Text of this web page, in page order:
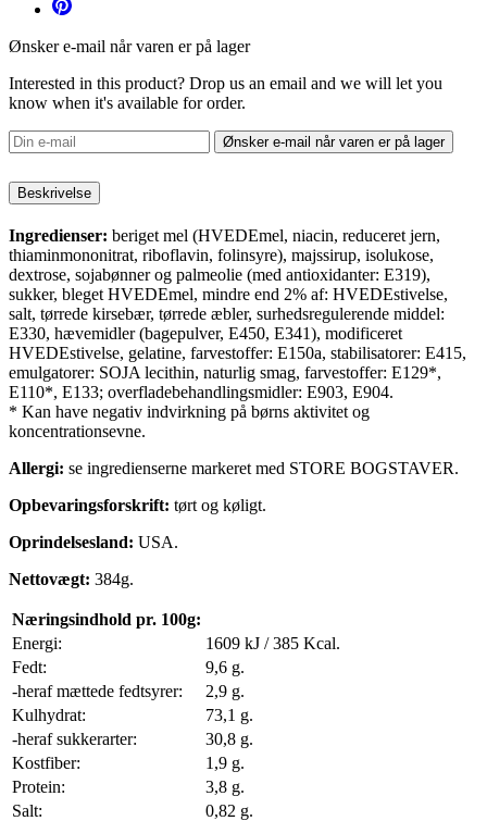
Ønsker e-mail når varen er på lager
Interested in this product? Drop us an email and we will let you
know when it's available for order.
Ønsker e-mail når varen er på lager
Beskrivelse
Ingredienser: beriget mel (HVEDEmel, niacin, reduceret jern,
thiaminmononitrat, riboflavin, folinsyre), majssirup, isolukose,
dextrose, sojabønner og palmeolie (med antioxidanter: E319),
sukker, bleget HVEDEmel, mindre end 2% af: HVEDEstivelse,
salt, tørrede kirsebær, tørrede æbler, surhedsregulerende middel:
E330, hævemidler (bagepulver, E450, E341), modificeret
HVEDEstivelse, gelatine, farvestoffer: E150a, stabilisatorer: E415,
emulgatorer: SOJA lecithin, naturlig smag, farvestoffer: E129*,
E110*, E133; overfladebehandlingsmidler: E903, E904.
* Kan have negativ indvirkning på børns aktivitet og
koncentrationsevne.
Allergi: se ingredienserne markeret med STORE BOGSTAVER.
Opbevaringsforskrift: tørt og køligt.
Oprindelsesland: USA.
Nettovægt: 384g.
Næringsindhold pr. 100g:
Energi:
1609 kJ / 385 Kcal.
Fedt:
9,6 g.
-heraf mættede fedtsyrer:
2,9 g.
Kulhydrat:
73,1 g.
-heraf sukkerarter:
30,8 g.
Kostfiber:
1,9 g.
Protein:
3,8 g.
Salt:
0,82 g.